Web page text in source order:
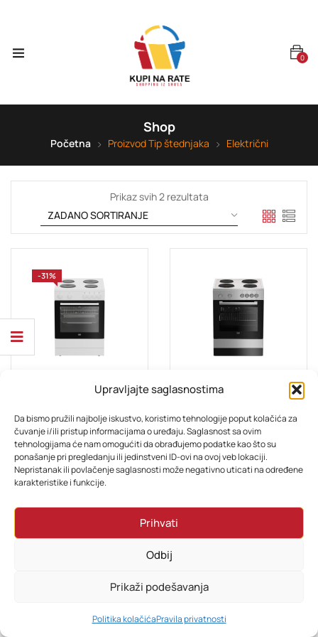
Upravljajte saglasnostima
Da bismo pružili najbolje iskustvo, koristimo tehnologije poput kolačića za
čuvanje i/ili pristup informacijama o uređaju. Saglasnost sa ovim
tehnologijama će nam omogućiti da obrađujemo podatke kao što su
ponašanje pri pregledanju ili jedinstveni ID-ovi na ovoj veb lokaciji.
Nepristanak ili povlačenje saglasnosti može negativno uticati na određene
karakteristike i funkcije.
Prihvati
Odbij
Prikaži podešavanja
Politika kolačićaPravila privatnosti
0
Shop
Početna Proizvod Tip štednjaka Električni
Prikaz svih 2 rezultata
-31%
838,80KM 696,20KM
BIJELA TEHNIKA
898,80KM
PRETRAŽI KORPA MOJ RAČUN